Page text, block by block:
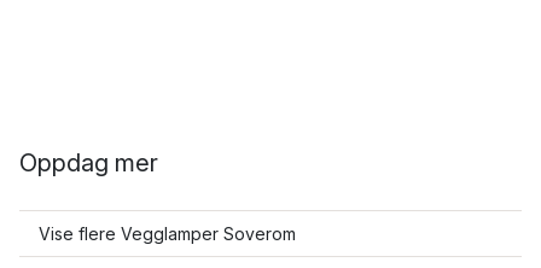
Oppdag mer
Vise flere Vegglamper Soverom